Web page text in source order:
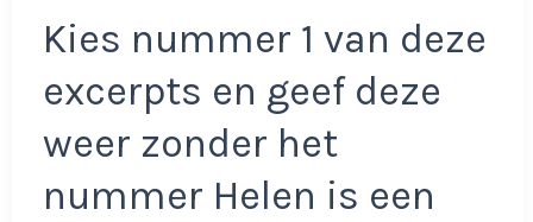
Kies nummer 1 van deze
excerpts en geef deze
weer zonder het
nummer Helen is een